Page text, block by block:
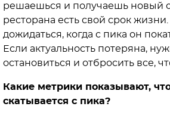
решаешься и получаешь новый
ресторана есть свой срок
дожидаться, когда с пика он
Если актуальность потеряна,
остановиться и отбросить все,
Какие метрики показывают,
скатывается с пика?